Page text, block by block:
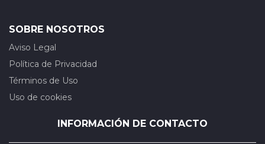
SOBRE NOSOTROS
Aviso Legal
Política de Privacidad
Términos de Uso
Uso de cookies
INFORMACIÓN DE CONTACTO